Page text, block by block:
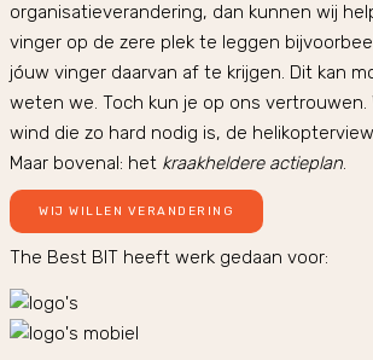
organisatieverandering, dan kunnen wij
vinger op de zere plek te leggen
jóuw vinger daarvan af te krijgen. Dit kan
weten we. Toch kun je op ons vertrouwen.
wind die zo hard nodig is, de
Maar bovenal: het kraakheldere actieplan.
WIJ WILLEN VERANDERING
The Best BIT heeft werk gedaan voor: